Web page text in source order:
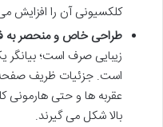
کلکسیونی آن را افزایش
طراحی خاص و منحصر به
زیبایی صرف است؛
است. جزئیات ظریف
عقربه ها و حتی
بالا شکل می گیرند.